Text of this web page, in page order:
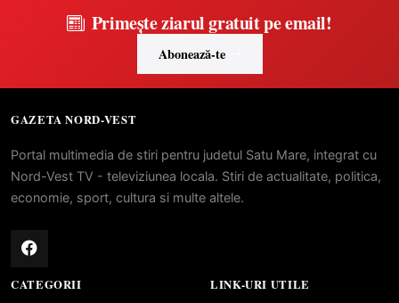
Primește ziarul gratuit pe email!
Abonează-te
GAZETA NORD-VEST
Portal multimedia de stiri pentru judetul Satu Mare, integrat cu
Nord-Vest TV - televiziunea locala. Stiri de actualitate, politica,
economie, sport, cultura si multe altele.
CATEGORII LINK-URI UTILE